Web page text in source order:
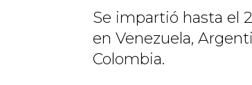
Se impartió hasta el
en Venezuela,
Colombia.